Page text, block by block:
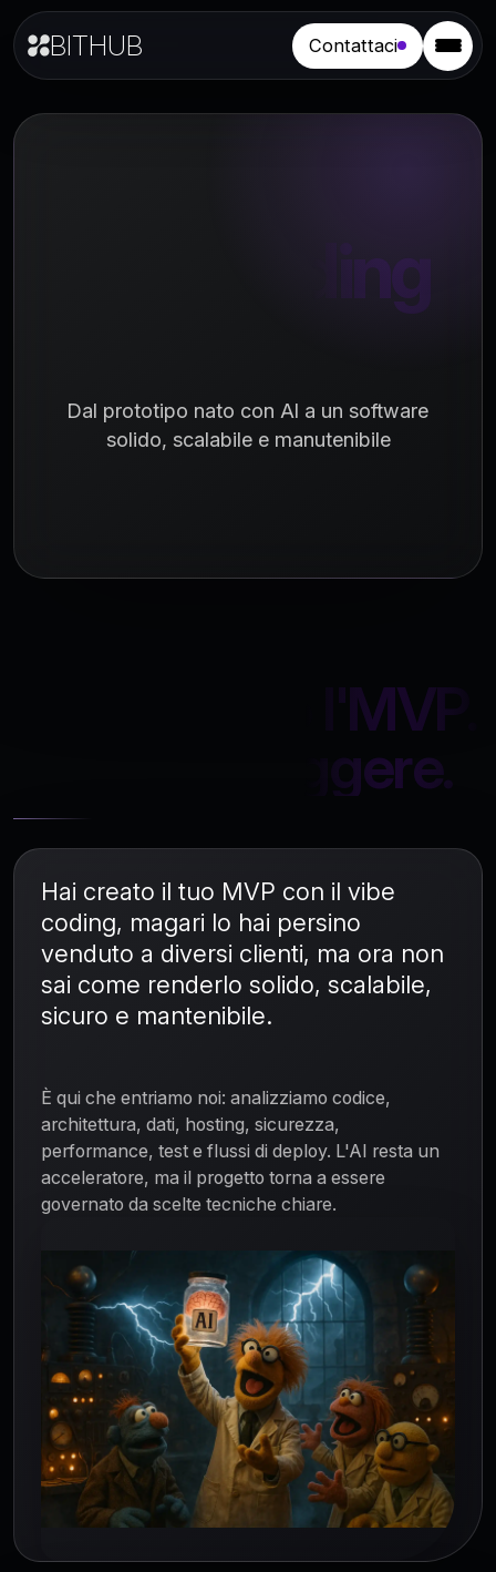
BITHUB Contattaci
Vibe coding
Dal prototipo nato con AI a un software
solido, scalabile e manutenibile
Hai venduto l'MVP.
Ora deve reggere.
Hai creato il tuo MVP con il vibe
coding, magari lo hai persino
venduto a diversi clienti, ma ora non
sai come renderlo solido, scalabile,
sicuro e mantenibile.
È qui che entriamo noi: analizziamo codice,
architettura, dati, hosting, sicurezza,
performance, test e flussi di deploy. L'AI resta un
acceleratore, ma il progetto torna a essere
governato da scelte tecniche chiare.